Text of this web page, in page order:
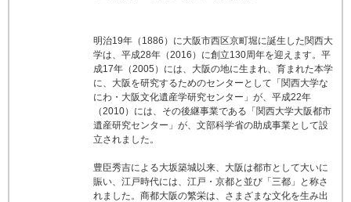
明治19年（1886）に大阪市西区京町堀に誕生した関西大
学は、平成28年（2016）に創立130周年を迎えます。平
成17年（2005）には、大阪の地に生まれ、育まれた本学
に、大阪を研究するためのセンターとして「関西大学な
にわ・大阪文化遺産学研究センター」が、平成22年
（2010）には、その後継事業である「関西大学大阪都市
遺産研究センター」が、文部科学省の助成事業として設
立されました。
豊臣秀吉による大坂築城以来、大阪は都市として大いに
賑い、江戸時代には、江戸・京都と並び「三都」と称さ
れました。商都大阪の繁栄は、さまざまな文化を生み出